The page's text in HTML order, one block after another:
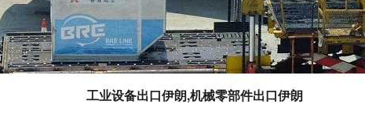
工业设备出口伊朗,机械零部件出口伊朗